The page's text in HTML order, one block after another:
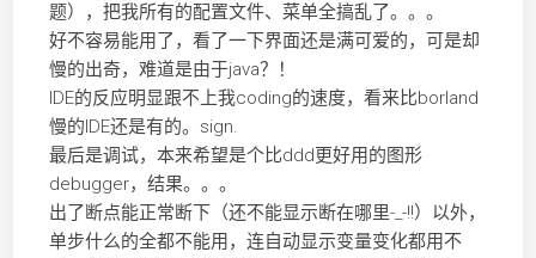
题），把我所有的配置文件、菜单全搞乱了。。。
好不容易能用了，看了一下界面还是满可爱的，可是却
慢的出奇，难道是由于java？！
IDE的反应明显跟不上我coding的速度，看来比borland
慢的IDE还是有的。sign.
最后是调试，本来希望是个比ddd更好用的图形
debugger，结果。。。
出了断点能正常断下（还不能显示断在哪里-_-!!）以外，
单步什么的全都不能用，连自动显示变量变化都用不